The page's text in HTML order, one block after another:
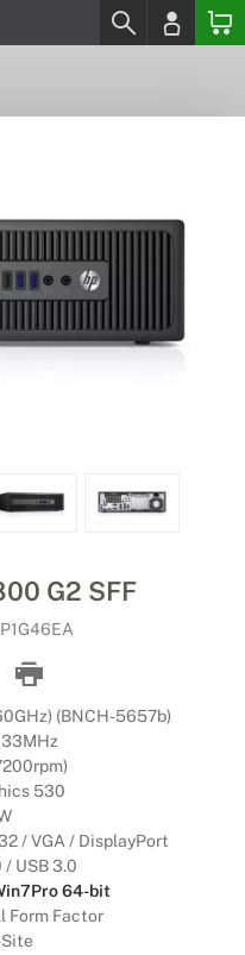
G2 SFF
P1G46EA
(BNCH-5657b)
530
/ VGA / DisplayPort
/ USB 3.0
64-bit
Form Factor